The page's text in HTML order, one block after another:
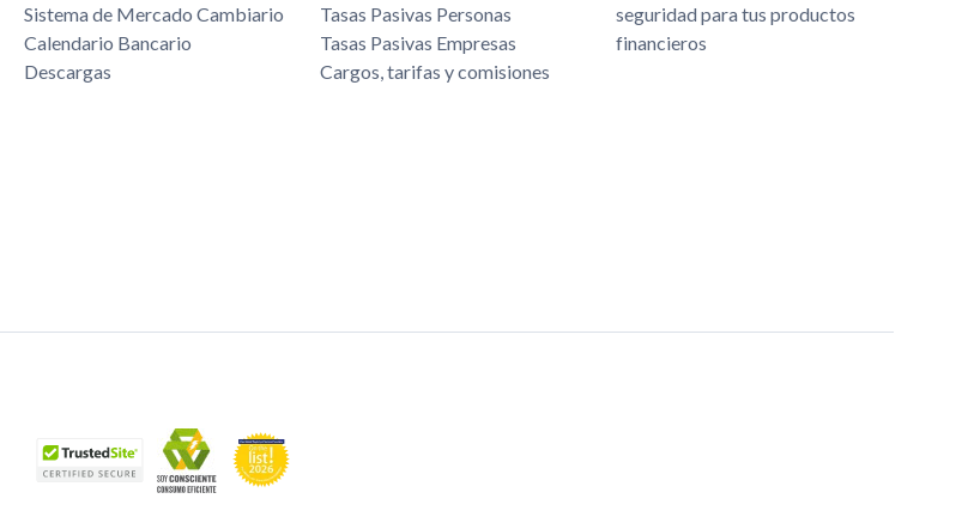
Sistema de Mercado Cambiario
Calendario Bancario
Descargas
Tasas Pasivas Personas
Tasas Pasivas Empresas
Cargos, tarifas y comisiones
seguridad para tus productos
financieros